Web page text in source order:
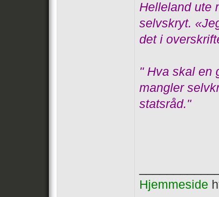
Helleland ute
selvskryt.
det i
" Hva skal en
mangler
statsråd."
Hjemmeside